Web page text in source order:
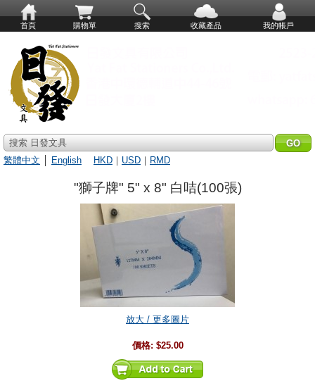
首頁 購物單 搜索 收藏產品 我的帳戶
搜索 日發文具
繁體中文
English HKD ｜ USD ｜ RMD
"獅子牌" 5" x 8" 白咭(100張)
放大 / 更多圖片
價格: $25.00